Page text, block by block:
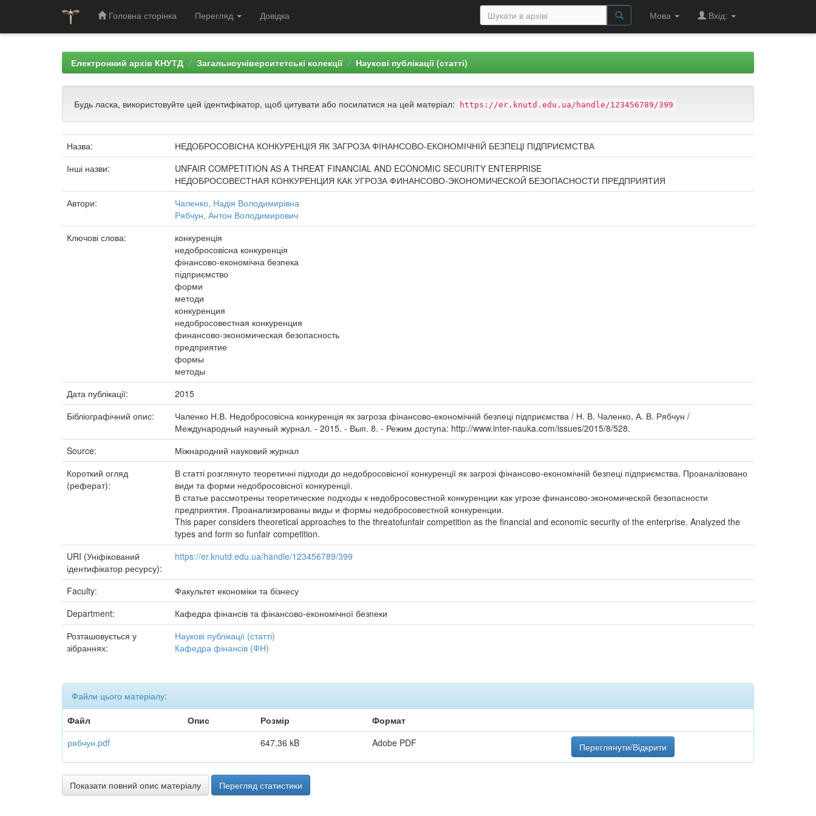
Головна сторінка Перегляд Довідка Мова Вхід:
Електронний архів КНУТД Загальноуніверситетські колекції Наукові публікації (статті)
Будь ласка, використовуйте цей ідентифікатор, щоб цитувати або посилатися на цей матеріал: https://er.knutd.edu.ua/handle/123456789/399
Назва:
НЕДОБРОСОВІСНА КОНКУРЕНЦІЯ ЯК ЗАГРОЗА ФІНАНСОВО-ЕКОНОМІЧНІЙ БЕЗПЕЦІ ПІДПРИЄМСТВА
Інші назви:
UNFAIR COMPETITION AS A THREAT FINANCIAL AND ECONOMIC SECURITY ENTERPRISE
НЕДОБРОСОВЕСТНАЯ КОНКУРЕНЦИЯ КАК УГРОЗА ФИНАНСОВО-ЭКОНОМИЧЕСКОЙ БЕЗОПАСНОСТИ ПРЕДПРИЯТИЯ
Автори:
Чаленко, Надія Володимирівна
Рябчун, Антон Володимирович
Ключові слова:
конкуренція
недобросовісна конкуренція
фінансово-економічна безпека
підприємство
форми
методи
конкуренция
недобросовестная конкуренция
финансово-экономическая безопасность
предприятие
формы
методы
Дата публікації:
2015
Бібліографічний опис:
Чаленко Н.В. Недобросовісна конкуренція як загроза фінансово-економічній безпеці підприємства / Н. В. Чаленко, А. В. Рябчун /
Международный научный журнал. - 2015. - Вып. 8. - Режим доступа: http://www.inter-nauka.com/issues/2015/8/528.
Source:
Міжнародний науковий журнал
Короткий огляд
(реферат):
В статті розглянуто теоретичні підходи до недобросовісної конкуренції як загрозі фінансово-економічній безпеці підприємства. Проаналізовано
види та форми недобросовісної конкуренції.
В статье рассмотрены теоретические подходы к недобросовестной конкуренции как угрозе финансово-экономической безопасности
предприятия. Проанализированы виды и формы недобросовестной конкуренции.
This paper considers theoretical approaches to the threatofunfair competition as the financial and economic security of the enterprise. Analyzed the
types and form so funfair competition.
URI (Уніфікований
ідентифікатор ресурсу):
https://er.knutd.edu.ua/handle/123456789/399
Faculty:
Факультет економіки та бізнесу
Department:
Кафедра фінансів та фінансово-економічної безпеки
Розташовується у
зібраннях:
Наукові публікації (статті)
Кафедра фінансів (ФН)
Файли цього матеріалу:
Файл
Опис Розмір
Формат
рябчун.pdf
647,36 kB Adobe PDF Переглянути/Відкрити
Показати повний опис матеріалу Перегляд статистики